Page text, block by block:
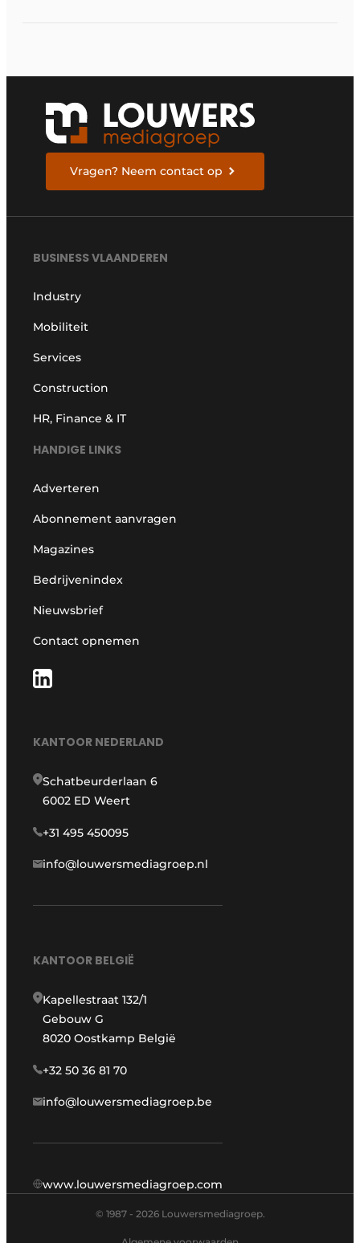
Vragen? Neem contact op
BUSINESS VLAANDEREN
Industry
Mobiliteit
Services
Construction
HR, Finance & IT
HANDIGE LINKS
Adverteren
Abonnement aanvragen
Magazines
Bedrijvenindex
Nieuwsbrief
Contact opnemen
KANTOOR NEDERLAND
Schatbeurderlaan 6
6002 ED Weert
+31 495 450095
info@louwersmediagroep.nl
KANTOOR BELGIË
Kapellestraat 132/1
Gebouw G
8020 Oostkamp België
+32 50 36 81 70
info@louwersmediagroep.be
www.louwersmediagroep.com
© 1987 - 2026 Louwersmediagroep.